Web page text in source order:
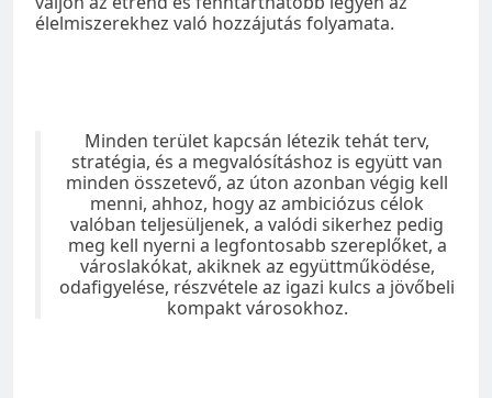
élelmiszerekhez való hozzájutás folyamata.
Minden terület kapcsán létezik tehát terv,
stratégia, és a megvalósításhoz is együtt van
minden összetevő, az úton azonban végig kell
menni, ahhoz, hogy az ambiciózus célok
valóban teljesüljenek, a valódi sikerhez pedig
meg kell nyerni a legfontosabb szereplőket, a
városlakókat, akiknek az együttműködése,
odafigyelése, részvétele az igazi kulcs a jövőbeli
kompakt városokhoz.